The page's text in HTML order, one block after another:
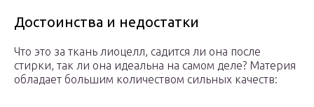
Достоинства и недостатки
Что это за ткань лиоцелл, садится ли она после
стирки, так ли она идеальна на самом деле? Материя
обладает большим количеством сильных качеств: